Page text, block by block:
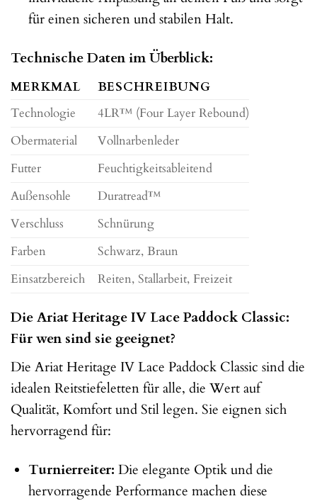
für einen sicheren und stabilen Halt.
Technische Daten im Überblick:
MERKMAL
BESCHREIBUNG
Technologie
4LR™ (Four Layer Rebound)
Obermaterial
Vollnarbenleder
Futter
Feuchtigkeitsableitend
Außensohle
Duratread™
Verschluss
Schnürung
Farben
Schwarz, Braun
Einsatzbereich
Reiten, Stallarbeit, Freizeit
Die Ariat Heritage IV Lace Paddock Classic:
Für wen sind sie geeignet?
Die Ariat Heritage IV Lace Paddock Classic sind die
idealen Reitstiefeletten für alle, die Wert auf
Qualität, Komfort und Stil legen. Sie eignen sich
hervorragend für:
Turnierreiter: Die elegante Optik und die
hervorragende Performance machen diese